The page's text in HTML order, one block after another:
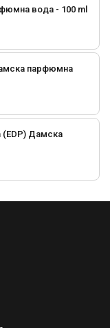
RASASI Chastity (EDP) Дамска парфюмна вода - 100 ml
Arden White Tea (EDТ) Дамска тоалетна вода